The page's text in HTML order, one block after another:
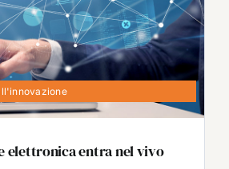
elettronica entra nel vivo